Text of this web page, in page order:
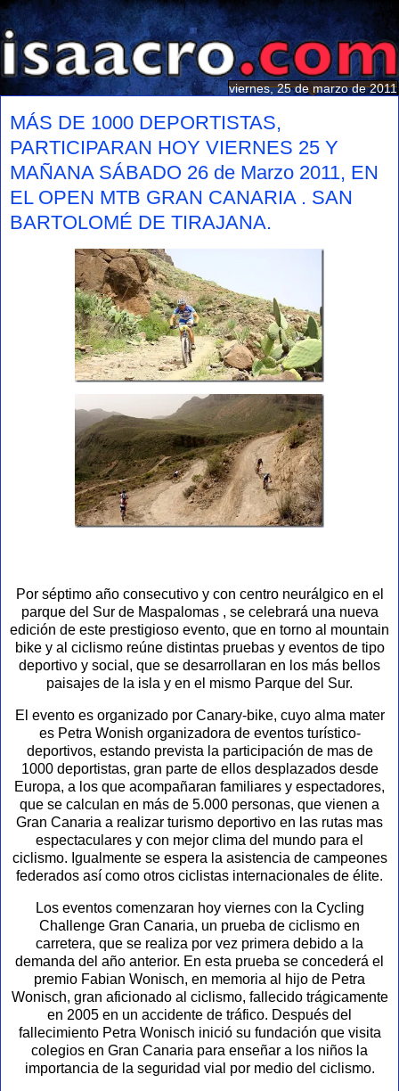
viernes, 25 de marzo de 2011
MÁS DE 1000 DEPORTISTAS,
PARTICIPARAN HOY VIERNES 25 Y
MAÑANA SÁBADO 26 de Marzo 2011, EN
EL OPEN MTB GRAN CANARIA . SAN
BARTOLOMÉ DE TIRAJANA.
Por séptimo año consecutivo y con centro neurálgico en el
parque del Sur de Maspalomas , se celebrará una nueva
edición de este prestigioso evento, que en torno al mountain
bike y al ciclismo reúne distintas pruebas y eventos de tipo
deportivo y social, que se desarrollaran en los más bellos
paisajes de la isla y en el mismo Parque del Sur.
El evento es organizado por Canary-bike, cuyo alma mater
es Petra Wonish organizadora de eventos turístico-
deportivos, estando prevista la participación de mas de
1000 deportistas, gran parte de ellos desplazados desde
Europa, a los que acompañaran familiares y espectadores,
que se calculan en más de 5.000 personas, que vienen a
Gran Canaria a realizar turismo deportivo en las rutas mas
espectaculares y con mejor clima del mundo para el
ciclismo. Igualmente se espera la asistencia de campeones
federados así como otros ciclistas internacionales de élite.
Los eventos comenzaran hoy viernes con la Cycling
Challenge Gran Canaria, un prueba de ciclismo en
carretera, que se realiza por vez primera debido a la
demanda del año anterior. En esta prueba se concederá el
premio Fabian Wonisch, en memoria al hijo de Petra
Wonisch, gran aficionado al ciclismo, fallecido trágicamente
en 2005 en un accidente de tráfico. Después del
fallecimiento Petra Wonisch inició su fundación que visita
colegios en Gran Canaria para enseñar a los niños la
importancia de la seguridad vial por medio del ciclismo.